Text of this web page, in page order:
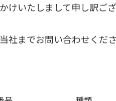
けいたしまして申し訳ご
社までお問い合わせくださ